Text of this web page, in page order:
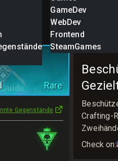
GameDev
WebDev
Frontend
SteamGames
Rare
Gegenstände
Crafting-
Check on: